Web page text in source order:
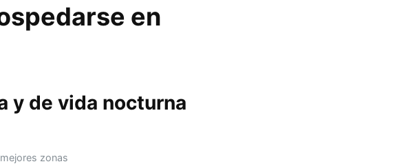
en
y de vida nocturna
zonas